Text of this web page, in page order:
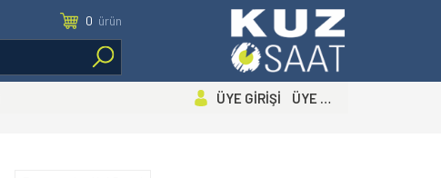
0 ürün
ÜYE GİRİŞİ ÜYE OL